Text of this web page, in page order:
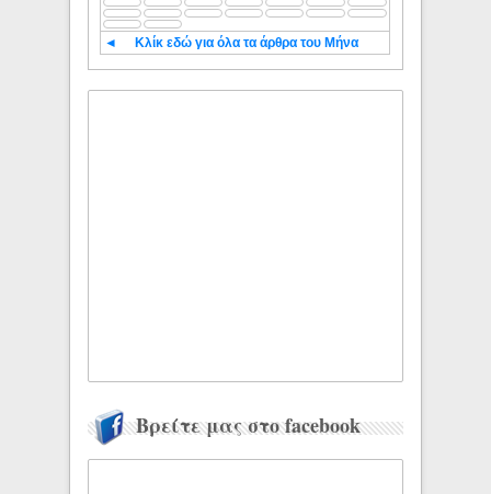
◄ Κλίκ εδώ για όλα τα άρθρα του Μήνα
Βρείτε μας στο facebook